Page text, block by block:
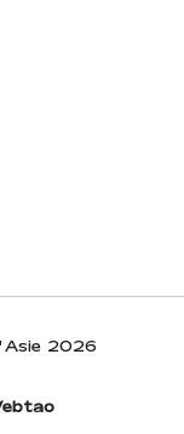
2026